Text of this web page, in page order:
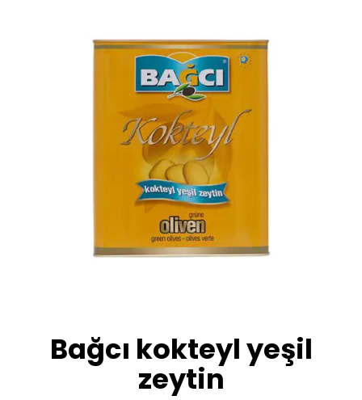
Bağcı kokteyl yeşil
zeytin